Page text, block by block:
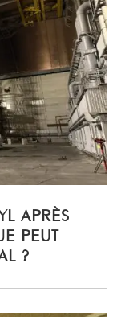
APRÈS
PEUT
?